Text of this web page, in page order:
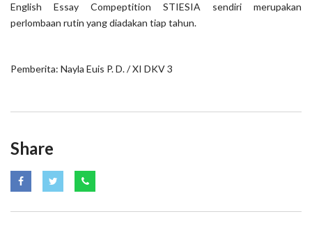
English Essay Compeptition STIESIA sendiri merupakan
perlombaan rutin yang diadakan tiap tahun.
Pemberita: Nayla Euis P. D. / XI DKV 3
Share